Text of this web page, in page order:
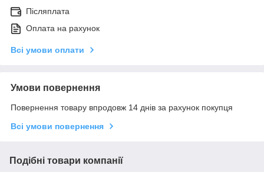
Післяплата
Оплата на рахунок
Всі умови оплати
Умови повернення
Повернення товару впродовж 14 днів за рахунок покупця
Всі умови повернення
Подібні товари компанії